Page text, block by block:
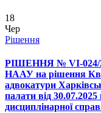
18
Чер
Рішення
РІШЕННЯ № VІ-024/
НААУ на рішення
адвокатури
палати від
дисциплінарної